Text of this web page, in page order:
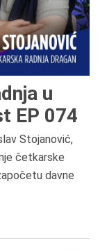
u
EP 074
Stojanović,
četkarske
davne